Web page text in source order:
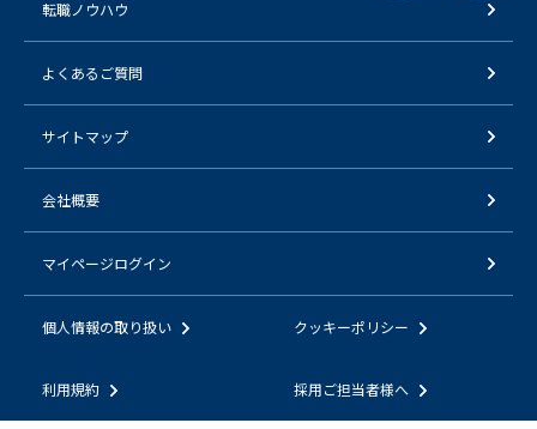
転職ノウハウ
よくあるご質問
サイトマップ
会社概要
マイページログイン
個人情報の取り扱い クッキーポリシー
利用規約 採用ご担当者様へ